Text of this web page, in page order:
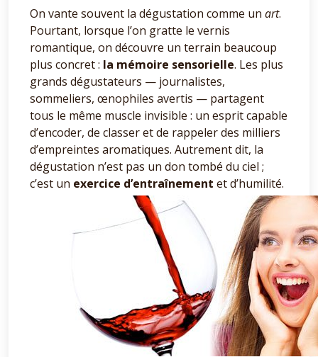
On vante souvent la dégustation comme un art.
Pourtant, lorsque l’on gratte le vernis
romantique, on découvre un terrain beaucoup
plus concret : la mémoire sensorielle. Les plus
grands dégustateurs — journalistes,
sommeliers, œnophiles avertis — partagent
tous le même muscle invisible : un esprit capable
d’encoder, de classer et de rappeler des milliers
d’empreintes aromatiques. Autrement dit, la
dégustation n’est pas un don tombé du ciel ;
c’est un exercice d’entraînement et d’humilité.